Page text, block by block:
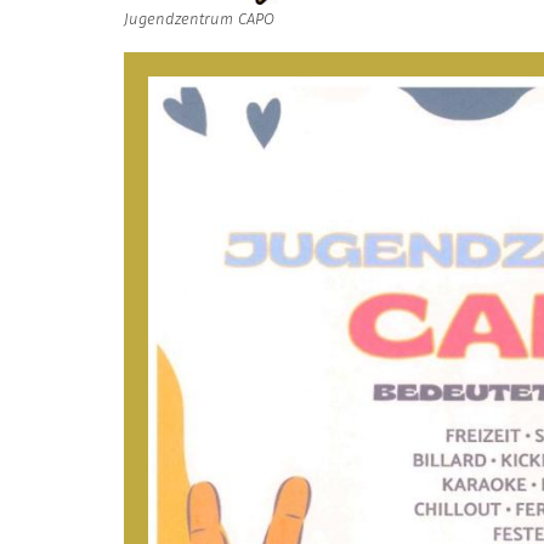
Jugendzentrum CAPO